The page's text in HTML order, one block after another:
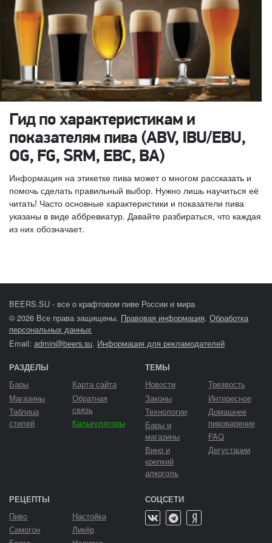
Гид по характеристикам и
показателям пива (ABV, IBU/EBU,
OG, FG, SRM, EBC, BA)
Информация на этикетке пива может о многом рассказать и
помочь сделать правильный выбор. Нужно лишь научиться её
читать! Часто основные характеристики и показатели пива
указаны в виде аббревиатур. Давайте разбираться, что каждая
из них обозначает.
BEERS.SU - все о крафтовом пиве России и мира
© 2026 Все права защищены. Правовая информация. Обработка
персональных данных
Email: admin@beers.su. Информация для рекламодателей
РАЗДЕЛЫ
Бары
Магазины
Таблица
стилей
Карта сайта
Обратная
связь
Калькуляторы
ТЕМЫ
Новости
Законы
Технологии
Бары и
магазины
Вино и
крепкий
алкоголь
Трезвость
Интересное
Домашнее
пивоварение
FAQ
Дегустации
РЕЦЕПТЫ
Пиво
Самогон
Настойка
Ликёр
СОЦСЕТИ